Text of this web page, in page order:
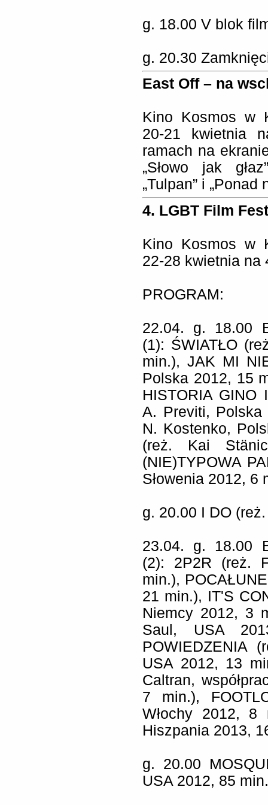
g. 18.00 V blok
g. 20.30
East Off – na
Kino Kosmos w
20-21 kwietnia
ramach na
„Słowo jak
„Tulpan” i „Ponad
4. LGBT Film
Kino Kosmos w
22-28 kwietnia na
PROGRAM:
22.04. g. 18.00
(1): ŚWIATŁO
min.), JAK MI
Polska 2012, 15
HISTORIA GINO
A. Previti,
N. Kostenko,
(reż. Kai
(NIE)TYPOWA
Słowenia 2012, 6
g. 20.00 I DO
23.04. g. 18.00
(2): 2P2R (reż.
min.),
21 min.), IT'S
Niemcy 2012, 3
Saul, USA
POWIEDZENIA
USA 2012, 13
Caltran,
7 min.),
Włochy 2012,
Hiszpania 2013,
g. 20.00
USA 2012, 85